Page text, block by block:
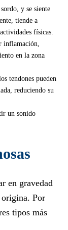
y se siente
tiende a
físicas.
inflamación,
en la zona
tendones pueden
reduciendo su
un sonido
en gravedad
origina. Por
tipos más